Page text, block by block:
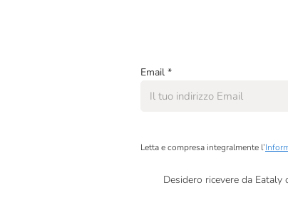
Email *
Letta e compresa integralmente l’
Desidero ricevere da